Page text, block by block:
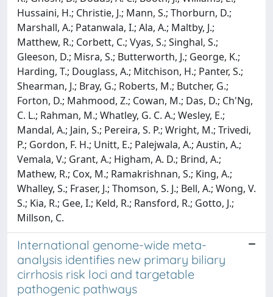
Hussaini, H.; Christie, J.; Mann, S.; Thorburn, D.;
Marshall, A.; Patanwala, I.; Ala, A.; Maltby, J.;
Matthew, R.; Corbett, C.; Vyas, S.; Singhal, S.;
Gleeson, D.; Misra, S.; Butterworth, J.; George, K.;
Harding, T.; Douglass, A.; Mitchison, H.; Panter, S.;
Shearman, J.; Bray, G.; Roberts, M.; Butcher, G.;
Forton, D.; Mahmood, Z.; Cowan, M.; Das, D.; Ch'Ng,
C. L.; Rahman, M.; Whatley, G. C. A.; Wesley, E.;
Mandal, A.; Jain, S.; Pereira, S. P.; Wright, M.; Trivedi,
P.; Gordon, F. H.; Unitt, E.; Palejwala, A.; Austin, A.;
Vemala, V.; Grant, A.; Higham, A. D.; Brind, A.;
Mathew, R.; Cox, M.; Ramakrishnan, S.; King, A.;
Whalley, S.; Fraser, J.; Thomson, S. J.; Bell, A.; Wong, V.
S.; Kia, R.; Gee, I.; Keld, R.; Ransford, R.; Gotto, J.;
Millson, C.
International genome-wide meta-
analysis identifies new primary biliary
cirrhosis risk loci and targetable
pathogenic pathways